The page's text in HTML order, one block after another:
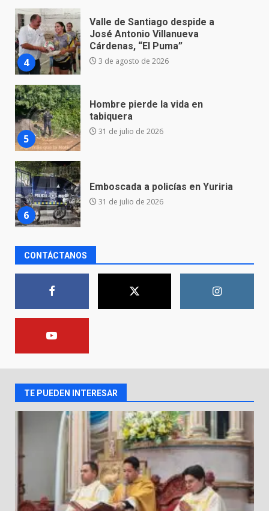
5
Hombre pierde la vida en
tabiquera
6
Emboscada a policías en Yuriria
7
Envía Gobierno de la Gente más
de 77 mil
30 de julio de 2026
asume la administración de la
parroquia de Guarapo
5 de agosto de 2026
2
FUEGO A LA SECRETARÍA DE LA
5 de agosto de 2026
Muere peatón arrollado por
motociclista en Yuriria
4 de agosto de 2026
Valle de Santiago despide a
José Antonio Villanueva
Cárdenas, “El Puma”
CONTÁCTANOS
TE PUEDEN INTERESAR